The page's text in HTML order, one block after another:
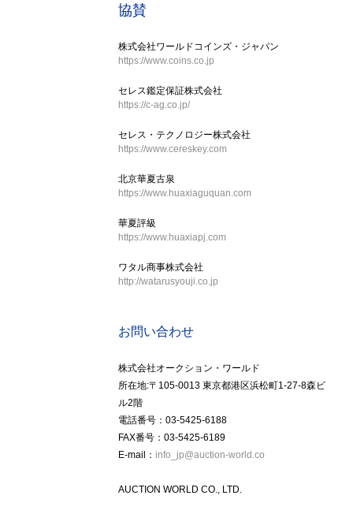
協賛
株式会社ワールドコインズ・ジャパン
https://www.coins.co.jp
セレス鑑定保証株式会社
https://c-ag.co.jp/
セレス・テクノロジー株式会社
https://www.cereskey.com
北京華夏古泉
https://www.huaxiaguquan.com
華夏評級
https://www.huaxiapj.com
ワタル商事株式会社
http://watarusyouji.co.jp
お問い合わせ
株式会社オークション・ワールド
所在地:〒105-0013 東京都港区浜松町1-27-8森ビ
ル2階
電話番号：03-5425-6188
FAX番号：03-5425-6189
E-mail： info_jp@auction-world.co
AUCTION WORLD CO., LTD.